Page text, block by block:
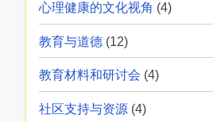
心理健康的文化视角 (4)
教育与道德 (12)
教育材料和研讨会 (4)
社区支持与资源 (4)